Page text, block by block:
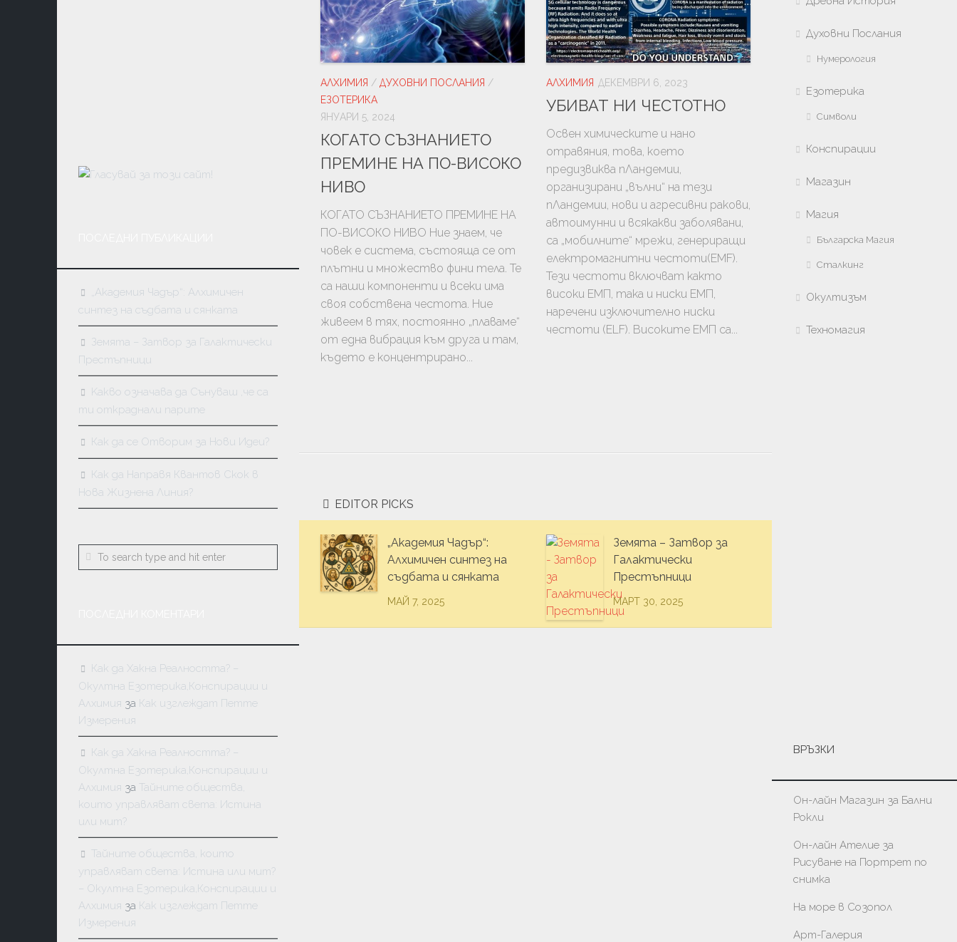
КОНТАКТЬОРСТВО
МЕДИТАЦИЯ
НУМЕРОЛОГИЯ
МАСОНСТВО
КАРМА
АЛХИМИЯ / ДУХОВНИ ПОСЛАНИЯ /
ЕЗОТЕРИКА
ЯНУАРИ 5, 2024
КОГАТО СЪЗНАНИЕТО
ПРЕМИНЕ НА ПО-ВИСОКО
НИВО
КОГАТО СЪЗНАНИЕТО ПРЕМИНЕ НА
ПО-ВИСОКО НИВО Ние знаем, че
човек е система, състояща се от
плътни и множество фини тела. Те
са наши компоненти и всеки има
своя собствена честота. Ние
живеем в тях, постоянно „плаваме“
от една вибрация към друга и там,
където е концентрирано...
АЛХИМИЯ ДЕКЕМВРИ 6, 2023
УБИВАТ НИ ЧЕСТОТНО
Освен химическите и нано
отравяния, това, което
предизвиква пЛандемии,
организирани „вълни“ на тези
пЛандемии, нови и агресивни ракови,
автоимунни и всякакви заболявани,
са „мобилните“ мрежи, генериращи
електромагнитни честоти(EMF).
Тези честоти включват както
високи ЕМП, така и ниски ЕМП,
наречени изключително ниски
честоти (ELF). Високите ЕМП са...
EDITOR PICKS
„Академия Чадър“:
Алхимичен синтез на
съдбата и сянката
МАЙ 7, 2025
Земята – Затвор за
Галактически
Престъпници
МАРТ 30, 2025
„Академия Чадър“: Алхимичен
синтез на съдбата и сянката
Земята – Затвор за Галактически
Престъпници
Kакво означава да Сънуваш ,че са
ти откраднали парите
Как да се Отворим за Нови Идеи?
Как да Направя Квантов Скок в
Нова Жизнена Линия?
Как да Хакна Реалността? –
Окултна Езотерика,Конспирации и
Алхимия за Как изглеждат Петте
Измерения
Как да Хакна Реалността? –
Окултна Езотерика,Конспирации и
Алхимия за Тайните общества,
които управляват света: Истина
или мит?
Тайните общества, които
управляват света: Истина или мит?
– Окултна Езотерика,Конспирации и
Алхимия за Как изглеждат Петте
Измерения
Духовни Послания
Нумерология
Езотерика
Символи
Конспирации
Магазин
Магия
Българска Магия
Сталкинг
Окултизъм
Техномагия
ВРЪЗКИ
Он-лайн Магазин за Бални
Рокли
Он-лайн Ателие за
Рисуване на Портрет по
снимка
На море в Созопол
Арт-Галерия